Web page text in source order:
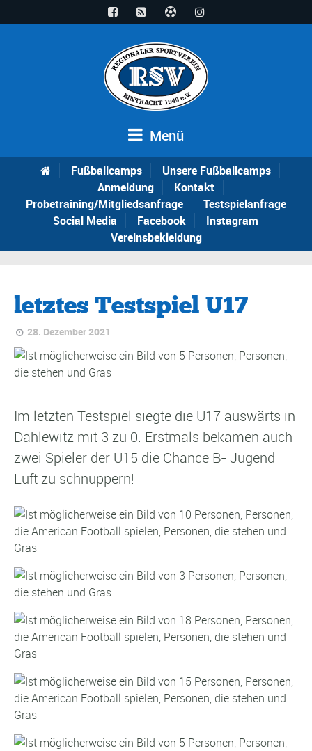
Menü
Fußballcamps
Unsere Fußballcamps
Anmeldung
Kontakt
Probetraining/Mitgliedsanfrage
Testspielanfrage
Social Media
Facebook
Instagram
Vereinsbekleidung
letztes Testspiel U17
28. Dezember 2021
Im letzten Testspiel siegte die U17 auswärts in
Dahlewitz mit 3 zu 0. Erstmals bekamen auch
zwei Spieler der U15 die Chance B- Jugend
Luft zu schnuppern!